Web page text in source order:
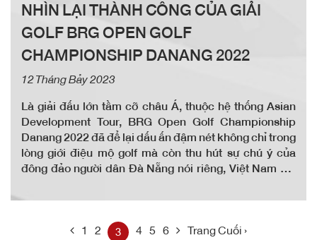
NHÌN LẠI THÀNH CÔNG CỦA GIẢI
GOLF BRG OPEN GOLF
CHAMPIONSHIP DANANG 2022
12 Tháng Bảy 2023
Là giải đấu lớn tầm cỡ châu Á, thuộc hệ thống Asian
Development Tour, BRG Open Golf Championship
Danang 2022 đã để lại dấu ấn đậm nét không chỉ trong
lòng giới điệu mộ golf mà còn thu hút sự chú ý của
đông đảo người dân Đà Nẵng nói riêng, Việt Nam nói
1 2 3 4 5 6 Trang Cuối ›